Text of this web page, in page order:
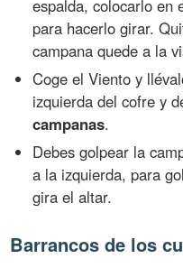
espalda, colocarlo en
para hacerlo girar.
campana quede a la
Coge el Viento y
izquierda del cofre y
campanas.
Debes golpear la
a la izquierda, para
gira el altar.
Barrancos de los